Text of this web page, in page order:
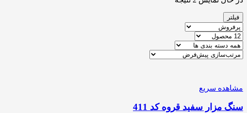
فیلتر
مشاهده سریع
سنگ مزار سفید قروه کد 411